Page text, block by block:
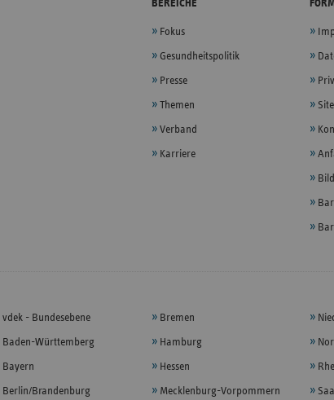
BEREICHE
Fokus
Gesundheitspolitik
Presse
Themen
Verband
Karriere
vdek - Bundesebene
Baden-Württemberg
Bayern
Berlin/Brandenburg
Bremen
Hamburg
Hessen
Mecklenburg-Vorpommern